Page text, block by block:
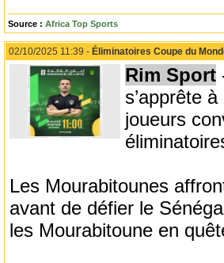
Source : Africa Top Sports
02/10/2025 11:39 - Éliminatoires Coupe du
Rim Sport
s’apprête
joueurs
Les Mourabitounes
avant de défier le
les Mourabitoune en